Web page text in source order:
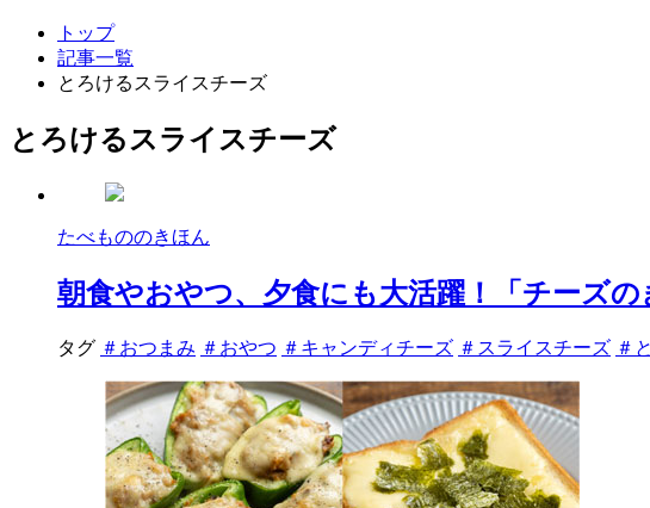
トップ
記事一覧
とろけるスライスチーズ
とろけるスライスチーズ
たべもののきほん
朝食やおやつ、夕食にも大活躍！「チーズ
タグ ＃おつまみ ＃おやつ ＃キャンディチーズ ＃スライスチーズ ＃